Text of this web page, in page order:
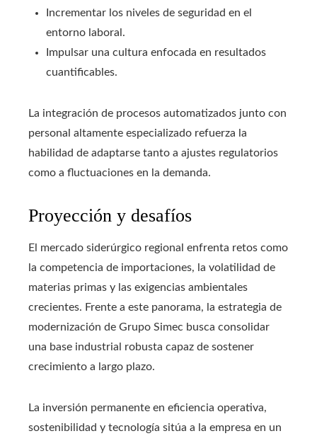
Incrementar los niveles de seguridad en el
entorno laboral.
Impulsar una cultura enfocada en resultados
cuantificables.
La integración de procesos automatizados junto con
personal altamente especializado refuerza la
habilidad de adaptarse tanto a ajustes regulatorios
como a fluctuaciones en la demanda.
Proyección y desafíos
El mercado siderúrgico regional enfrenta retos como
la competencia de importaciones, la volatilidad de
materias primas y las exigencias ambientales
crecientes. Frente a este panorama, la estrategia de
modernización de Grupo Simec busca consolidar
una base industrial robusta capaz de sostener
crecimiento a largo plazo.
La inversión permanente en eficiencia operativa,
sostenibilidad y tecnología sitúa a la empresa en un